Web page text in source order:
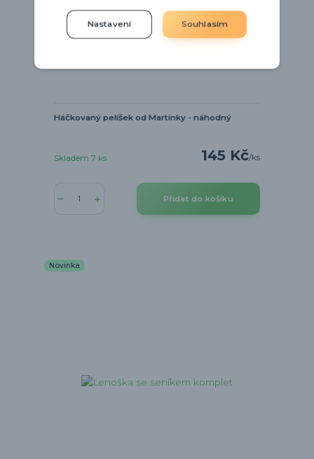
Háčkovaný pelíšek od Martinky - náhodný
145 Kč/ks
Skladem 7 ks
Přidat do košíku
Novinka
Nastavení Souhlasím